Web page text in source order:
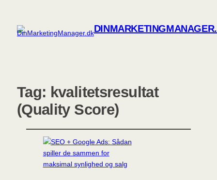
Tag: kvalitetsresultat
(Quality Score)